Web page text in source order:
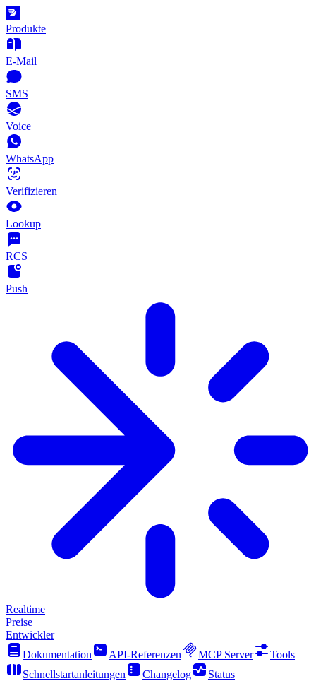
Produkte
E-Mail
SMS
Voice
WhatsApp
Verifizieren
Lookup
RCS
Push
Realtime
Preise
Entwickler
Dokumentation
API-Referenzen MCP Server
Tools
Schnellstartanleitungen
Changelog
Status